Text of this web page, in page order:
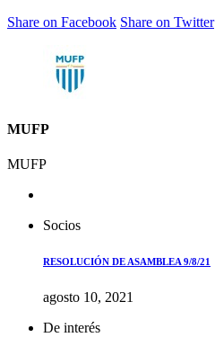
Share on Facebook Share on Twitter
MUFP
MUFP
Socios
RESOLUCIÓN DE ASAMBLEA 9/8/21
agosto 10, 2021
De interés